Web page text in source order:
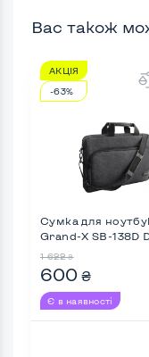
Вас також
АКЦІЯ
-63%
Сумка для
Grand-X SB-138D
1 622 ₴
600 ₴
Є в наявності